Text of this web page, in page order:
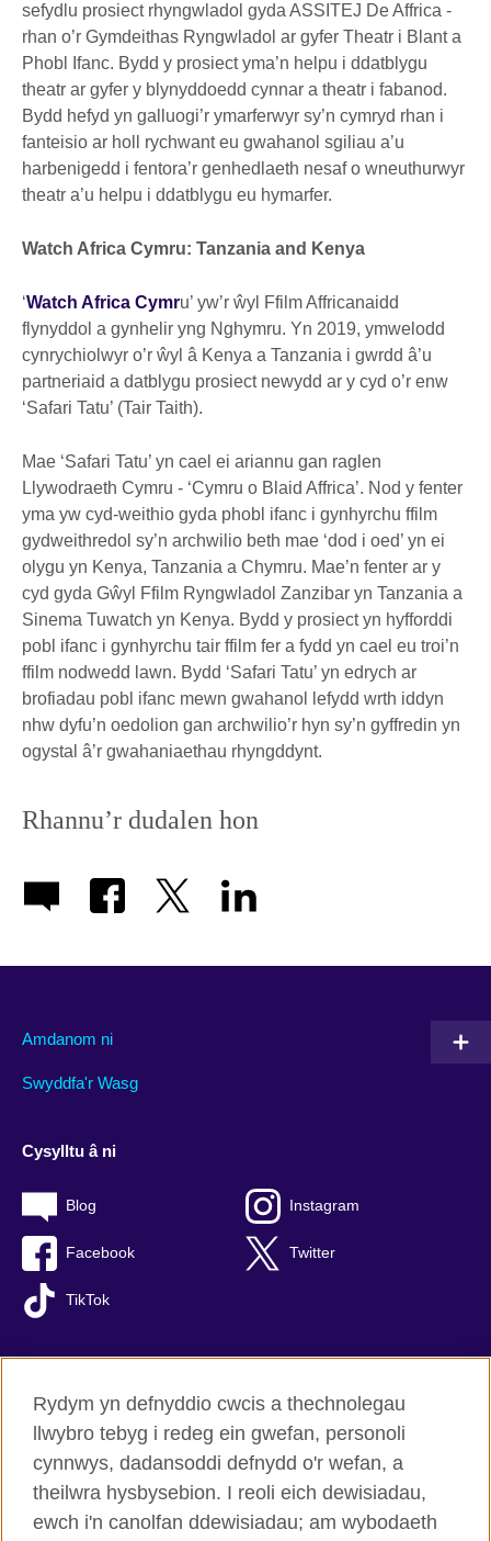
sefydlu prosiect rhyngwladol gyda ASSITEJ De Affrica -
rhan o’r Gymdeithas Ryngwladol ar gyfer Theatr i Blant a
Phobl Ifanc. Bydd y prosiect yma’n helpu i ddatblygu
theatr ar gyfer y blynyddoedd cynnar a theatr i fabanod.
Bydd hefyd yn galluogi’r ymarferwyr sy’n cymryd rhan i
fanteisio ar holl rychwant eu gwahanol sgiliau a’u
harbenigedd i fentora’r genhedlaeth nesaf o wneuthurwyr
theatr a’u helpu i ddatblygu eu hymarfer.
Watch Africa Cymru: Tanzania and Kenya
‘Watch Africa Cymru’ yw’r ŵyl Ffilm Affricanaidd
flynyddol a gynhelir yng Nghymru. Yn 2019, ymwelodd
cynrychiolwyr o’r ŵyl â Kenya a Tanzania i gwrdd â’u
partneriaid a datblygu prosiect newydd ar y cyd o’r enw
‘Safari Tatu’ (Tair Taith).
Mae ‘Safari Tatu’ yn cael ei ariannu gan raglen
Llywodraeth Cymru - ‘Cymru o Blaid Affrica’. Nod y fenter
yma yw cyd-weithio gyda phobl ifanc i gynhyrchu ffilm
gydweithredol sy’n archwilio beth mae ‘dod i oed’ yn ei
olygu yn Kenya, Tanzania a Chymru. Mae’n fenter ar y
cyd gyda Gŵyl Ffilm Ryngwladol Zanzibar yn Tanzania a
Sinema Tuwatch yn Kenya. Bydd y prosiect yn hyfforddi
pobl ifanc i gynhyrchu tair ffilm fer a fydd yn cael eu troi’n
ffilm nodwedd lawn. Bydd ‘Safari Tatu’ yn edrych ar
brofiadau pobl ifanc mewn gwahanol lefydd wrth iddyn
nhw dyfu’n oedolion gan archwilio’r hyn sy’n gyffredin yn
ogystal â’r gwahaniaethau rhyngddynt.
Rhannu’r dudalen hon
Amdanom ni
Swyddfa'r Wasg
Cysylltu â ni
Blog Instagram
Facebook Twitter
TikTok
British Council Byd-eang
Preifatrwydd a thelerau defnyddio
Hygyrchedd
Rydym yn defnyddio cwcis a thechnolegau
llwybro tebyg i redeg ein gwefan, personoli
cynnwys, dadansoddi defnydd o'r wefan, a
theilwra hysbysebion. I reoli eich dewisiadau,
ewch i'n canolfan ddewisiadau; am wybodaeth